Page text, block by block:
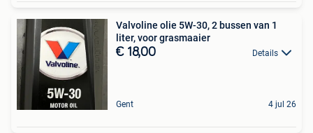
Valvoline olie 5W-30, 2 bussen van 1
liter, voor grasmaaier
€ 18,00 Details
Gent 4 jul 26